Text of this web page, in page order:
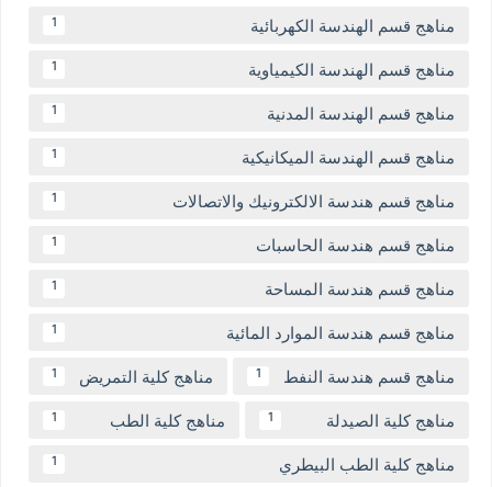
مناهج قسم الهندسة الكهربائية 1
مناهج قسم الهندسة الكيمياوية 1
مناهج قسم الهندسة المدنية 1
مناهج قسم الهندسة الميكانيكية 1
مناهج قسم هندسة الالكترونيك والاتصالات 1
مناهج قسم هندسة الحاسبات 1
مناهج قسم هندسة المساحة 1
مناهج قسم هندسة الموارد المائية 1
مناهج قسم هندسة النفط 1 مناهج كلية التمريض 1
مناهج كلية الصيدلة 1 مناهج كلية الطب 1
مناهج كلية الطب البيطري 1